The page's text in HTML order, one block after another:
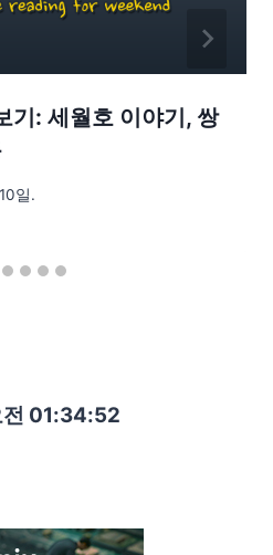
기: 세월호 이야기, 쌍
일.
01:34:54